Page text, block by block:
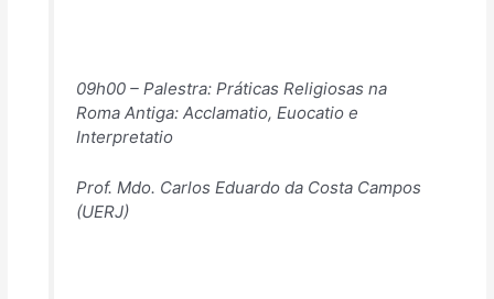
09h00 – Palestra: Práticas Religiosas na
Roma Antiga: Acclamatio, Euocatio e
Interpretatio
Prof. Mdo. Carlos Eduardo da Costa Campos
(UERJ)